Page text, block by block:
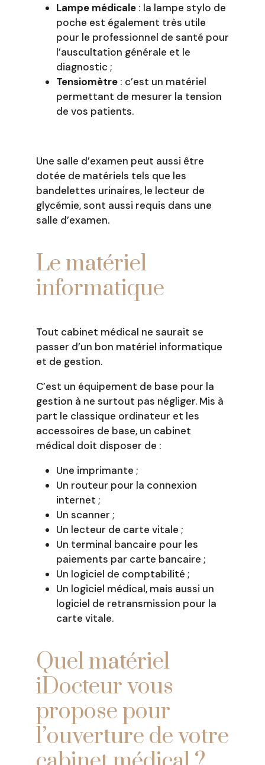
Lampe médicale: la lampe stylo de
poche est également très utile
pour le professionnel de santé pour
l’auscultation générale et le
diagnostic ;
Tensiomètre: c’est un matériel
permettant de mesurer la tension
de vos patients.
Une salle d’examen peut aussi être
dotée de matériels tels que les
bandelettes urinaires, le lecteur de
glycémie, sont aussi requis dans une
salle d’examen.
Le matériel
informatique
Tout cabinet médical ne saurait se
passer d’un bon matériel informatique
et de gestion.
C’est un équipement de base pour la
gestion à ne surtout pas négliger. Mis à
part le classique ordinateur et les
accessoires de base, un cabinet
médical doit disposer de :
Une imprimante ;
Un routeur pour la connexion
internet ;
Un scanner ;
Un lecteur de carte vitale ;
Un terminal bancaire pour les
paiements par carte bancaire ;
Un logiciel de comptabilité ;
Un logiciel médical, mais aussi un
logiciel de retransmission pour la
carte vitale.
Quel matériel
iDocteur vous
propose pour
l’ouverture de votre